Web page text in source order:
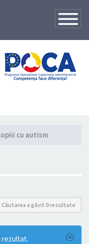
Toggle
cu autism
Căutarea a găsit 0 rezultate
rezultat.